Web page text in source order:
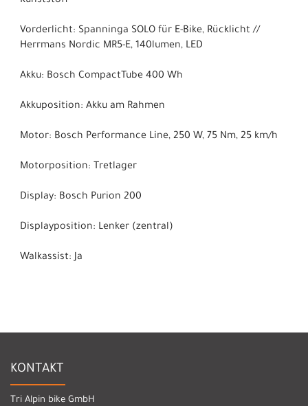
Vorderlicht: Spanninga SOLO für E-Bike, Rücklicht //
Herrmans Nordic MR5-E, 140lumen, LED
Akku: Bosch CompactTube 400 Wh
Akkuposition: Akku am Rahmen
Motor: Bosch Performance Line, 250 W, 75 Nm, 25 km/h
Motorposition: Tretlager
Display: Bosch Purion 200
Displayposition: Lenker (zentral)
Walkassist: Ja
KONTAKT
Tri Alpin bike GmbH